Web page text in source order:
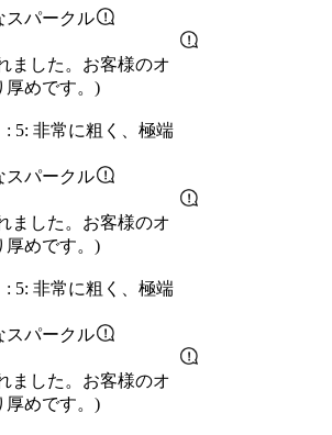
スパークル
ました。お客様のオ
厚めです。)
5: 非常に粗く、極端
スパークル
ました。お客様のオ
厚めです。)
5: 非常に粗く、極端
スパークル
ました。お客様のオ
厚めです。)